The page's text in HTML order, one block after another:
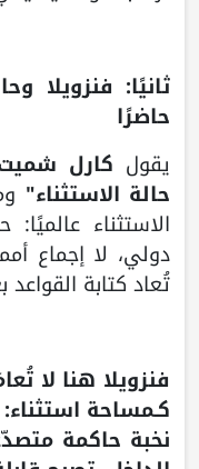
ثانيًا: فنزويلا
حاضرًا
يقول كارل
حالة الاستثناء"
الاستثناء
دولي، لا إجماع
تُعاد كتابة القواعد
فنزويلا هنا لا
كـمساحة
نخبة حاكمة